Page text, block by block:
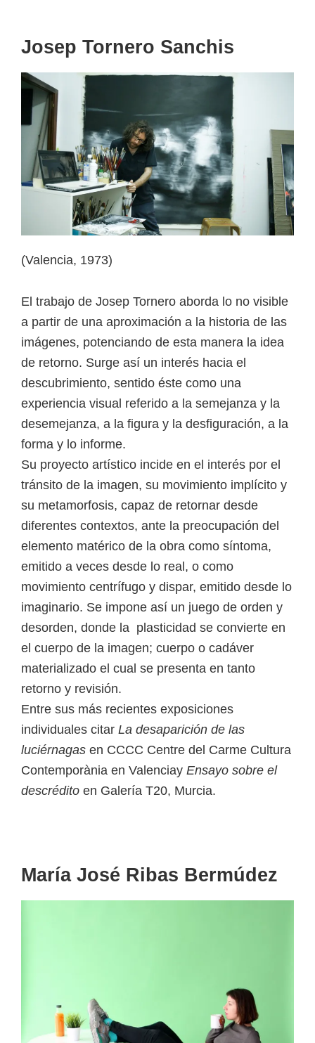
Josep Tornero Sanchis
(Valencia, 1973)
El trabajo de Josep Tornero aborda lo no visible
a partir de una aproximación a la historia de las
imágenes, potenciando de esta manera la idea
de retorno. Surge así un interés hacia el
descubrimiento, sentido éste como una
experiencia visual referido a la semejanza y la
desemejanza, a la figura y la desfiguración, a la
forma y lo informe.
Su proyecto artístico incide en el interés por el
tránsito de la imagen, su movimiento implícito y
su metamorfosis, capaz de retornar desde
diferentes contextos, ante la preocupación del
elemento matérico de la obra como síntoma,
emitido a veces desde lo real, o como
movimiento centrífugo y dispar, emitido desde lo
imaginario. Se impone así un juego de orden y
desorden, donde la plasticidad se convierte en
el cuerpo de la imagen; cuerpo o cadáver
materializado el cual se presenta en tanto
retorno y revisión.
Entre sus más recientes exposiciones
individuales citar La desaparición de las
luciérnagas en CCCC Centre del Carme Cultura
Contemporània en Valenciay Ensayo sobre el
descrédito en Galería T20, Murcia.
María José Ribas Bermúdez